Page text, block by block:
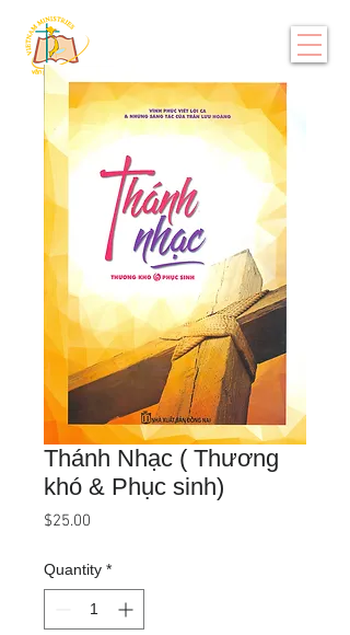
Thánh Nhạc ( Thương
khó & Phục sinh)
$25.00
Quantity *